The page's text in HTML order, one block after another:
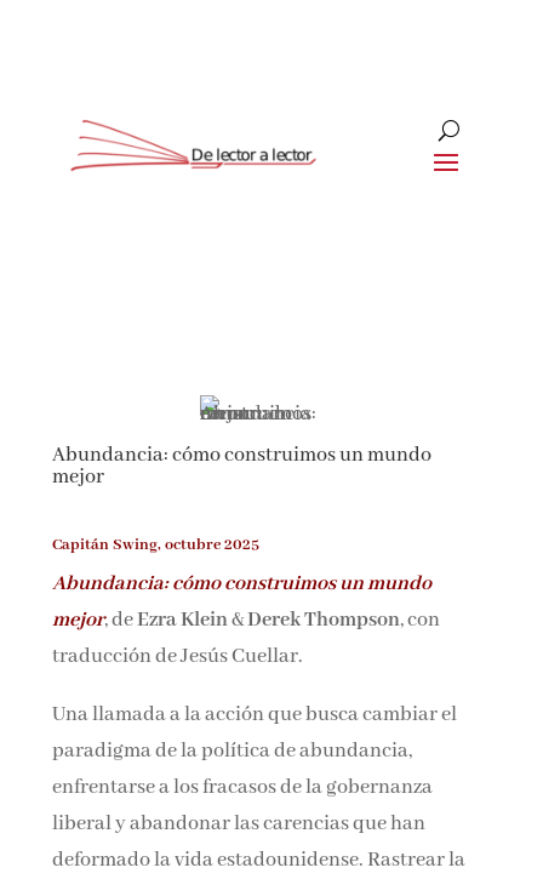
Abundancia: cómo construimos un mundo
mejor
Capitán Swing, octubre 2025
Abundancia: cómo construimos un mundo
mejor, deEzra Klein&Derek Thompson, con
traducción de Jesús Cuellar.
Una llamada a la acción que busca cambiar el
paradigma de la política de abundancia,
enfrentarse a los fracasos de la gobernanza
liberal y abandonar las carencias que han
deformado la vida estadounidense. Rastrear la
Suscríbete
Únete a nuestra comunidad de amantes de la
literatura y recibe las últimas noticias y
Email*
Por favor, acepta los términos y condiciones
de privacidad